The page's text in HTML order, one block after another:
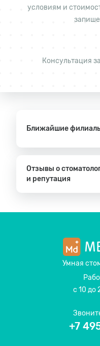
условиям и
Консультация
Ближайшие
Отзывы о
и репутация
Умная
с 10 до
+7